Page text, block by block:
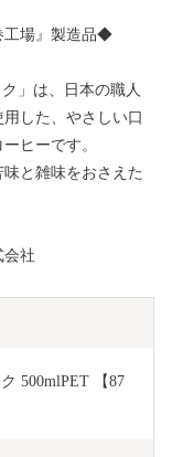
工場』製造品◆
」は、日本の職人
した、やさしい口
ヒーです。
と雑味をおさえた
会社
500mlPET 【87